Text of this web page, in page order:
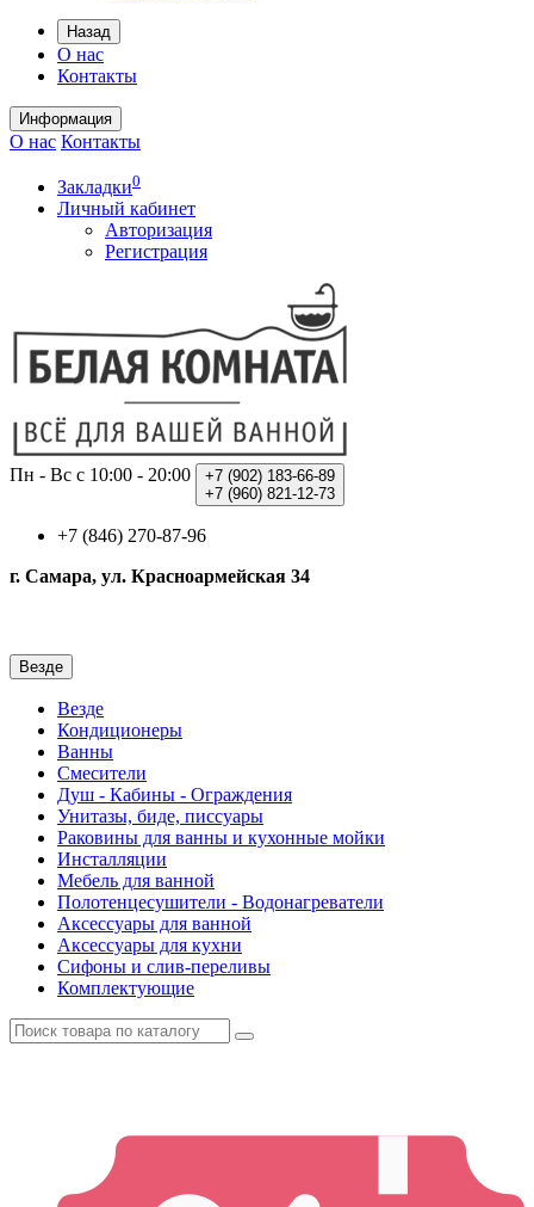
Назад
О нас
Контакты
Информация
О нас Контакты
Закладки0
Личный кабинет
Авторизация
Регистрация
Пн - Вс с 10:00 - 20:00 +7 (902) 183-66-89
+7 (960) 821-12-73
+7 (846) 270-87-96
г. Самара, ул. Красноармейская 34
Везде
Везде
Кондиционеры
Ванны
Смесители
Душ - Кабины - Ограждения
Унитазы, биде, писсуары
Раковины для ванны и кухонные мойки
Инсталляции
Мебель для ванной
Полотенцесушители - Водонагреватели
Аксессуары для ванной
Аксессуары для кухни
Сифоны и слив-переливы
Комплектующие